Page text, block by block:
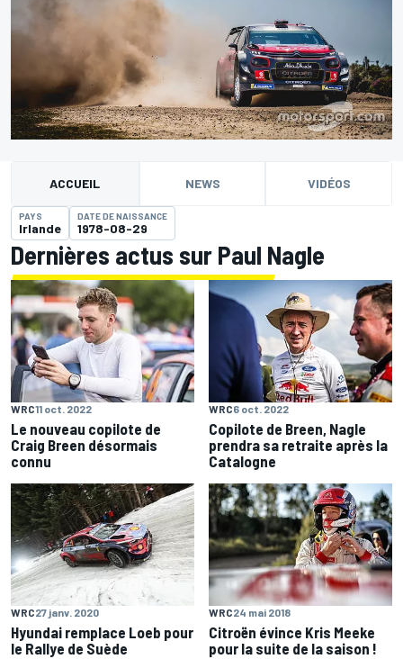
ACCUEIL NEWS VIDÉOS
PAYS
Irlande
DATE DE NAISSANCE
1978-08-29
Dernières actus sur Paul Nagle
WRC11 oct. 2022
Le nouveau copilote de
Craig Breen désormais
connu
WRC6 oct. 2022
Copilote de Breen, Nagle
prendra sa retraite après la
Catalogne
WRC27 janv. 2020
Hyundai remplace Loeb pour
le Rallye de Suède
WRC24 mai 2018
Citroën évince Kris Meeke
pour la suite de la saison !